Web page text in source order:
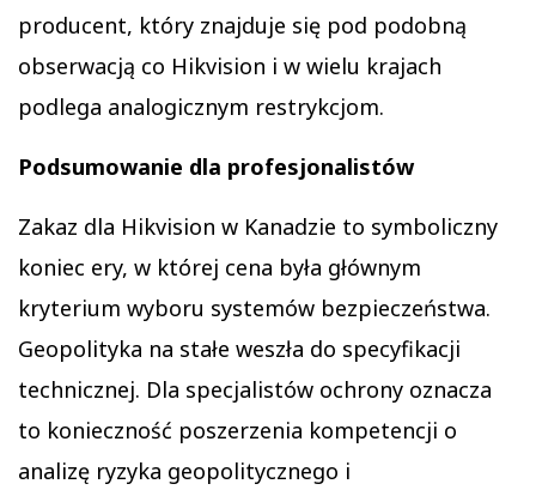
producent, który znajduje się pod podobną
obserwacją co Hikvision i w wielu krajach
podlega analogicznym restrykcjom.
Podsumowanie dla profesjonalistów
Zakaz dla Hikvision w Kanadzie to symboliczny
koniec ery, w której cena była głównym
kryterium wyboru systemów bezpieczeństwa.
Geopolityka na stałe weszła do specyfikacji
technicznej. Dla specjalistów ochrony oznacza
to konieczność poszerzenia kompetencji o
analizę ryzyka geopolitycznego i